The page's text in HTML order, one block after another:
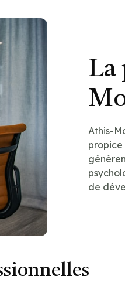
La
Athis-
propice
de